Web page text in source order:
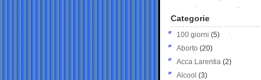
Categorie
100 giorni (5)
Aborto (20)
Acca Larentia (2)
Alcool (3)